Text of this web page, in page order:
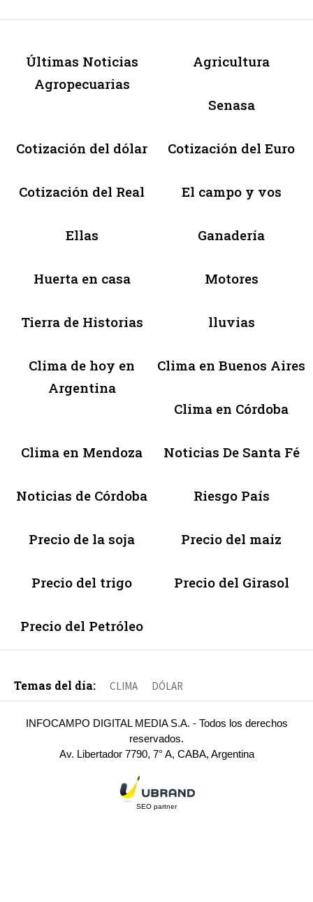
Últimas Noticias
Agropecuarias
Agricultura
Senasa
Cotización del dólar Cotización del Euro
Cotización del Real El campo y vos
Ellas Ganadería
Huerta en casa Motores
Tierra de Historias lluvias
Clima de hoy en
Argentina
Clima en Buenos Aires
Clima en Córdoba
Clima en Mendoza Noticias De Santa Fé
Noticias de Córdoba Riesgo País
Precio de la soja Precio del maíz
Precio del trigo Precio del Girasol
Precio del Petróleo
Temas del día: CLIMA DÓLAR
INFOCAMPO DIGITAL MEDIA S.A. - Todos los derechos
reservados.
Av. Libertador 7790, 7° A, CABA, Argentina
SEO partner